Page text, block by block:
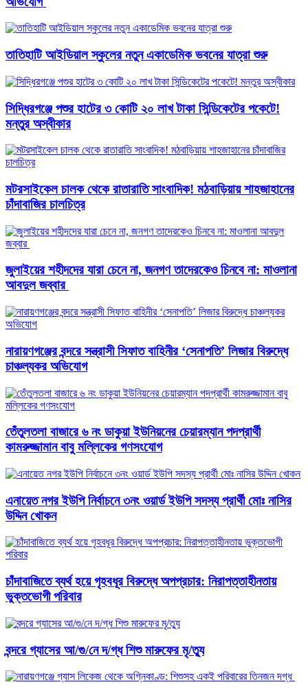
তাতিহাটি আইডিয়াল স্কুলের নতুন একাডেমিক ভবনের যাত্রা শুরু
সিদ্ধিরগঞ্জে পশুর হাটের ৩ কোটি ২০ লাখ টাকা সিন্ডিকেটের পকেটে!
মন্তুর অস্বীকার
মটরসাইকেল চালক থেকে রাতারাতি সাংবাদিক! মঠবাড়িয়ায় শাহজাহানের
চাঁদাবাজির চালচিত্র
জুলাইয়ের শহীদদের যারা চেনে না, জনগণ তাদেরকেও চিনবে না: মাওলানা
আবদুল জব্বার ​
নারায়ণগঞ্জের বন্দরে সন্ত্রাসী সিফাত বাহিনীর ‘সেনাপতি’ লিজার বিরুদ্ধে
চাঞ্চল্যকর অভিযোগ
তেঁতুলতলা বাজারে ৬ নং ডাকুয়া ইউনিয়নের চেয়ারম্যান পদপ্রার্থী
কামরুজ্জামান বাবু মল্লিকের গণসংযোগ
এনায়েত নগর ইউপি নির্বাচনে ৩নং ওয়ার্ড ইউপি সদস্য প্রার্থী মোঃ নাসির
উদ্দিন খোকন
চাঁদাবাজিতে ব্যর্থ হয়ে গৃহবধূর বিরুদ্ধে অপপ্রচার: নিরাপত্তাহীনতায়
ভুক্তভোগী পরিবার
বন্দরে গ্যাসের আ/গু/নে দ/গ্ধ শিশু মারুফের মৃ/ত্যু